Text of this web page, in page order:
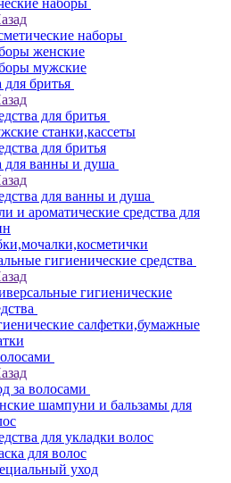
наборы
наборы
женские
мужские
для бритья
для бритья
станки,кассеты
для бритья
для ванны и душа
для ванны и душа
и ароматические средства для
гигиенические средства
гигиенические
салфетки,бумажные
за волосами
шампуни и бальзамы для
для укладки волос
для волос
уход